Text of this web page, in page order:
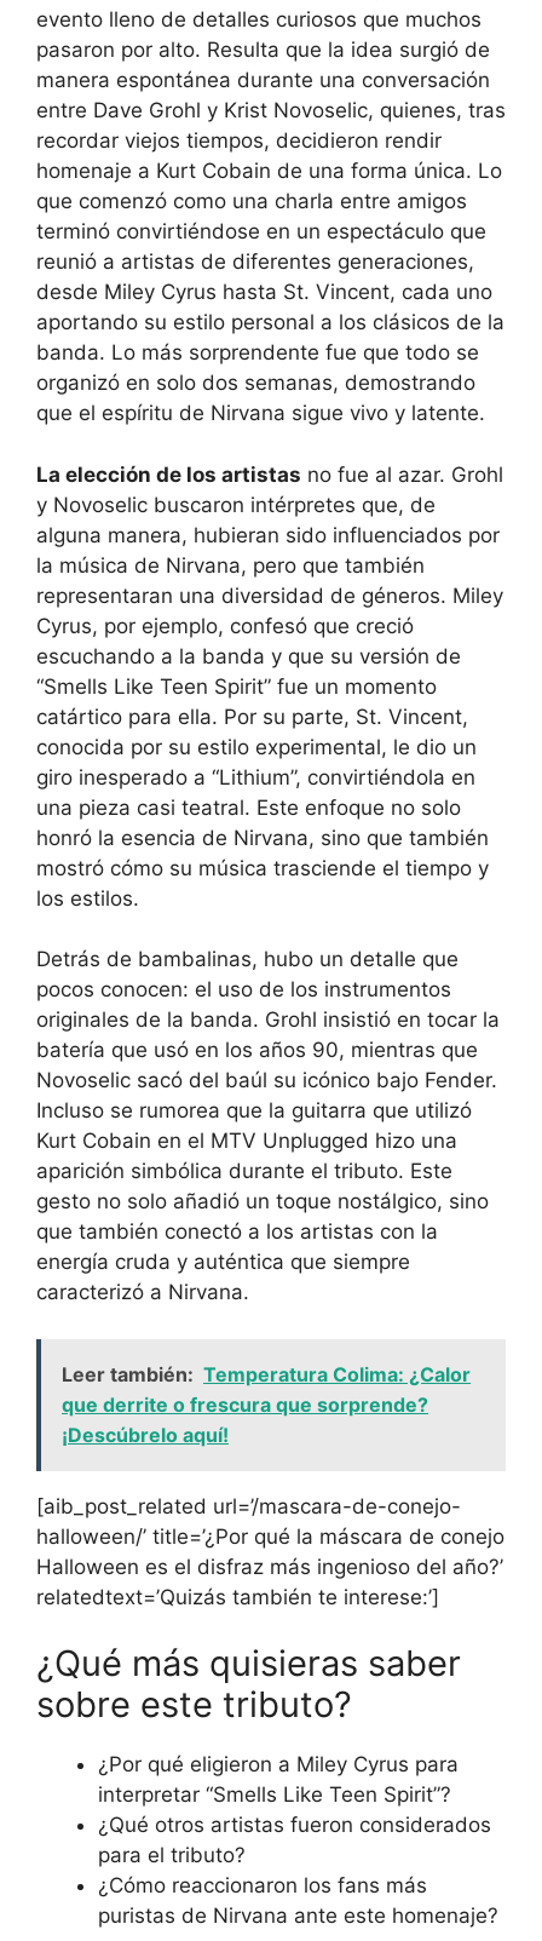
evento lleno de detalles curiosos que muchos
pasaron por alto. Resulta que la idea surgió de
manera espontánea durante una conversación
entre Dave Grohl y Krist Novoselic, quienes, tras
recordar viejos tiempos, decidieron rendir
homenaje a Kurt Cobain de una forma única. Lo
que comenzó como una charla entre amigos
terminó convirtiéndose en un espectáculo que
reunió a artistas de diferentes generaciones,
desde Miley Cyrus hasta St. Vincent, cada uno
aportando su estilo personal a los clásicos de la
banda. Lo más sorprendente fue que todo se
organizó en solo dos semanas, demostrando
que el espíritu de Nirvana sigue vivo y latente.
La elección de los artistas no fue al azar. Grohl
y Novoselic buscaron intérpretes que, de
alguna manera, hubieran sido influenciados por
la música de Nirvana, pero que también
representaran una diversidad de géneros. Miley
Cyrus, por ejemplo, confesó que creció
escuchando a la banda y que su versión de
“Smells Like Teen Spirit” fue un momento
catártico para ella. Por su parte, St. Vincent,
conocida por su estilo experimental, le dio un
giro inesperado a “Lithium”, convirtiéndola en
una pieza casi teatral. Este enfoque no solo
honró la esencia de Nirvana, sino que también
mostró cómo su música trasciende el tiempo y
los estilos.
Detrás de bambalinas, hubo un detalle que
pocos conocen: el uso de los instrumentos
originales de la banda. Grohl insistió en tocar la
batería que usó en los años 90, mientras que
Novoselic sacó del baúl su icónico bajo Fender.
Incluso se rumorea que la guitarra que utilizó
Kurt Cobain en el MTV Unplugged hizo una
aparición simbólica durante el tributo. Este
gesto no solo añadió un toque nostálgico, sino
que también conectó a los artistas con la
energía cruda y auténtica que siempre
caracterizó a Nirvana.
Leer también: Temperatura Colima: ¿Calor
que derrite o frescura que sorprende?
¡Descúbrelo aquí!
[aib_post_related url=’/mascara-de-conejo-
halloween/’ title=’¿Por qué la máscara de conejo
Halloween es el disfraz más ingenioso del año?’
relatedtext=’Quizás también te interese:’]
¿Qué más quisieras saber
sobre este tributo?
¿Por qué eligieron a Miley Cyrus para
interpretar “Smells Like Teen Spirit”?
¿Qué otros artistas fueron considerados
para el tributo?
¿Cómo reaccionaron los fans más
puristas de Nirvana ante este homenaje?